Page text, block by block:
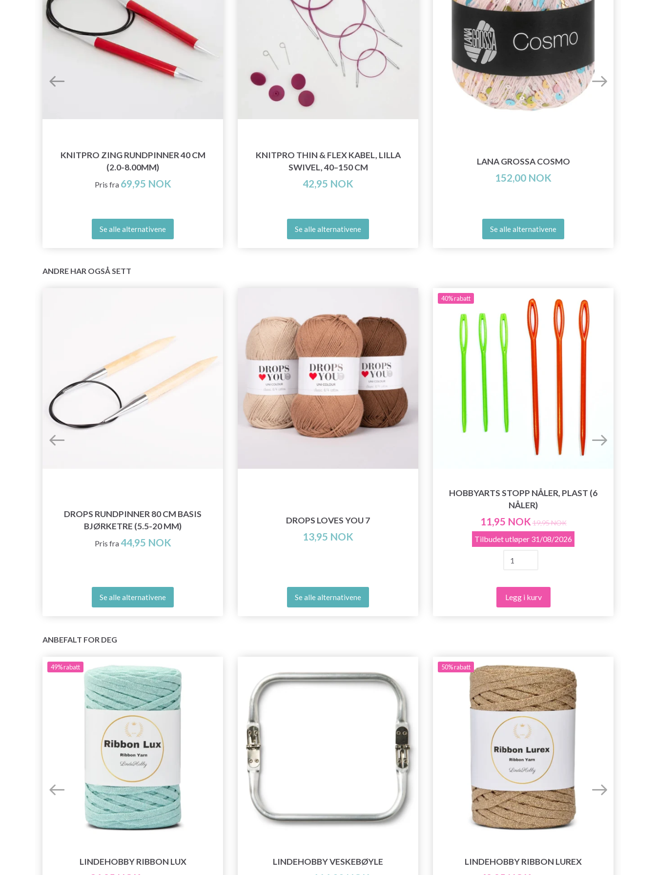
KNITPRO ZING RUNDPINNER 40 CM
(2.0-8.00MM)
Pris fra 69,95 NOK
Se alle alternativene
KNITPRO THIN & FLEX KABEL, LILLA
SWIVEL, 40–150 CM
42,95 NOK
Se alle alternativene
LANA GROSSA COSMO
152,00 NOK
Se alle alternativene
ANDRE HAR OGSÅ SETT
DROPS RUNDPINNER 80 CM BASIS
BJØRKETRE (5.5-20 MM)
Pris fra44,95 NOK
Se alle alternativene
DROPS LOVES YOU 7
13,95 NOK
Se alle alternativene
40%rabatt
HOBBYARTS STOPP NÅLER, PLAST (6
NÅLER)
11,95 NOK 19,95 NOK
Tilbudet utløper 31/08/2026
Legg i kurv
ANBEFALT FOR DEG
49%rabatt
LINDEHOBBY RIBBON LUX LINDEHOBBY VESKEBØYLE
50%rabatt
LINDEHOBBY RIBBON LUREX